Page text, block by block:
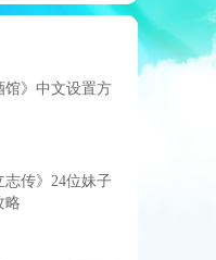
馆》中文设置方
志传》24位妹子
略